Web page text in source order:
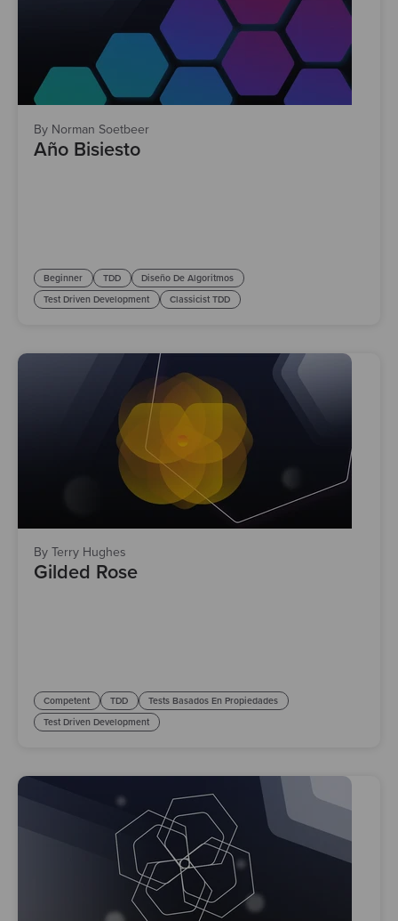
By Norman Soetbeer
Año Bisiesto
Beginner TDD
Diseño De Algoritmos
Test Driven Development
Classicist TDD
By Terry Hughes
Gilded Rose
Competent TDD
Tests Basados En Propiedades
Test Driven Development